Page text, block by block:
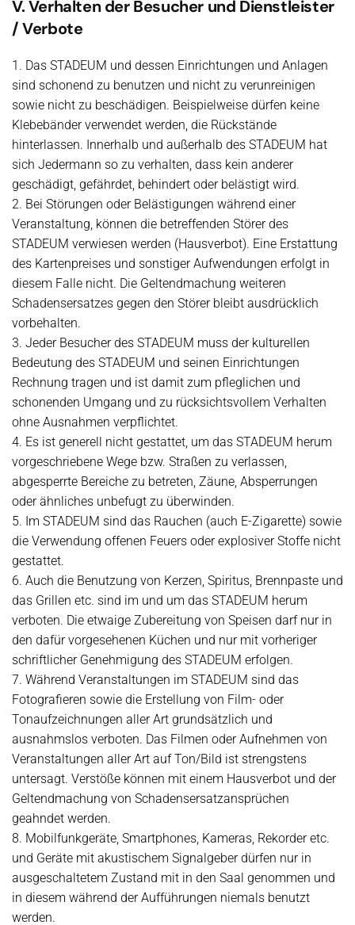
V. Verhalten der Besucher und Dienstleister
/ Verbote
1. Das STADEUM und dessen Einrichtungen und Anlagen
sind schonend zu benutzen und nicht zu verunreinigen
sowie nicht zu beschädigen. Beispielweise dürfen keine
Klebebänder verwendet werden, die Rückstände
hinterlassen. Innerhalb und außerhalb des STADEUM hat
sich Jedermann so zu verhalten, dass kein anderer
geschädigt, gefährdet, behindert oder belästigt wird.
2. Bei Störungen oder Belästigungen während einer
Veranstaltung, können die betreffenden Störer des
STADEUM verwiesen werden (Hausverbot). Eine Erstattung
des Kartenpreises und sonstiger Aufwendungen erfolgt in
diesem Falle nicht. Die Geltendmachung weiteren
Schadensersatzes gegen den Störer bleibt ausdrücklich
vorbehalten.
3. Jeder Besucher des STADEUM muss der kulturellen
Bedeutung des STADEUM und seinen Einrichtungen
Rechnung tragen und ist damit zum pfleglichen und
schonenden Umgang und zu rücksichtsvollem Verhalten
ohne Ausnahmen verpflichtet.
4. Es ist generell nicht gestattet, um das STADEUM herum
vorgeschriebene Wege bzw. Straßen zu verlassen,
abgesperrte Bereiche zu betreten, Zäune, Absperrungen
oder ähnliches unbefugt zu überwinden.
5. Im STADEUM sind das Rauchen (auch E-Zigarette) sowie
die Verwendung offenen Feuers oder explosiver Stoffe nicht
gestattet.
6. Auch die Benutzung von Kerzen, Spiritus, Brennpaste und
das Grillen etc. sind im und um das STADEUM herum
verboten. Die etwaige Zubereitung von Speisen darf nur in
den dafür vorgesehenen Küchen und nur mit vorheriger
schriftlicher Genehmigung des STADEUM erfolgen.
7. Während Veranstaltungen im STADEUM sind das
Fotografieren sowie die Erstellung von Film- oder
Tonaufzeichnungen aller Art grundsätzlich und
ausnahmslos verboten. Das Filmen oder Aufnehmen von
Veranstaltungen aller Art auf Ton/Bild ist strengstens
untersagt. Verstöße können mit einem Hausverbot und der
Geltendmachung von Schadensersatzansprüchen
geahndet werden.
8. Mobilfunkgeräte, Smartphones, Kameras, Rekorder etc.
und Geräte mit akustischem Signalgeber dürfen nur in
ausgeschaltetem Zustand mit in den Saal genommen und
in diesem während der Aufführungen niemals benutzt
werden.